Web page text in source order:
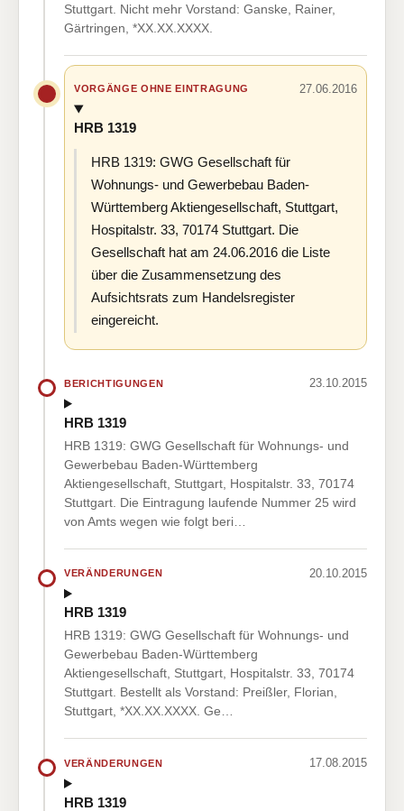
Stuttgart. Nicht mehr Vorstand: Ganske, Rainer,
Gärtringen, *XX.XX.XXXX.
VORGÄNGE OHNE EINTRAGUNG 27.06.2016
HRB 1319
HRB 1319: GWG Gesellschaft für
Wohnungs- und Gewerbebau Baden-
Württemberg Aktiengesellschaft, Stuttgart,
Hospitalstr. 33, 70174 Stuttgart. Die
Gesellschaft hat am 24.06.2016 die Liste
über die Zusammensetzung des
Aufsichtsrats zum Handelsregister
eingereicht.
BERICHTIGUNGEN 23.10.2015
HRB 1319
HRB 1319: GWG Gesellschaft für Wohnungs- und
Gewerbebau Baden-Württemberg
Aktiengesellschaft, Stuttgart, Hospitalstr. 33, 70174
Stuttgart. Die Eintragung laufende Nummer 25 wird
von Amts wegen wie folgt beri…
VERÄNDERUNGEN 20.10.2015
HRB 1319
HRB 1319: GWG Gesellschaft für Wohnungs- und
Gewerbebau Baden-Württemberg
Aktiengesellschaft, Stuttgart, Hospitalstr. 33, 70174
Stuttgart. Bestellt als Vorstand: Preißler, Florian,
Stuttgart, *XX.XX.XXXX. Ge…
VERÄNDERUNGEN 17.08.2015
HRB 1319